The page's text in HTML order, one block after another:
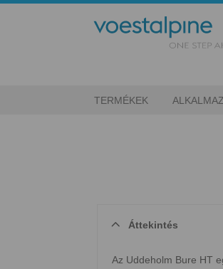
TERMÉKEK
Áttekintés
Az Uddeholm Bure HT